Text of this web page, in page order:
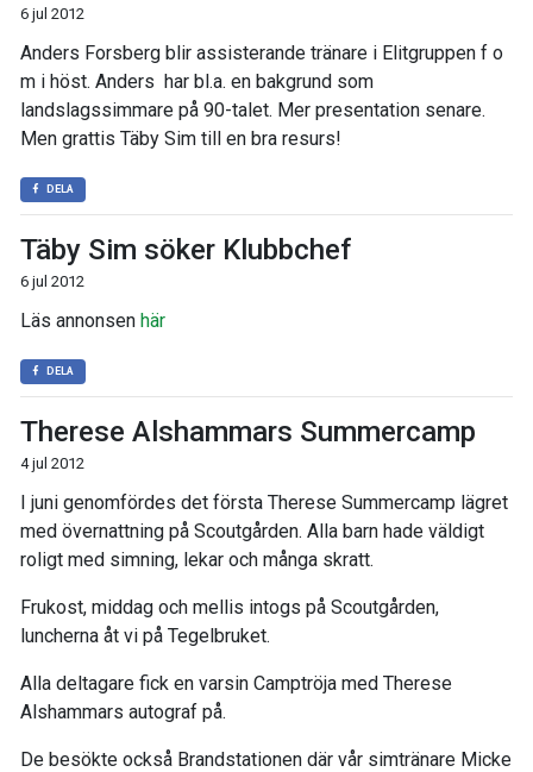
6 jul 2012
Anders Forsberg blir assisterande tränare i Elitgruppen f o
m i höst. Anders har bl.a. en bakgrund som
landslagssimmare på 90-talet. Mer presentation senare.
Men grattis Täby Sim till en bra resurs!
DELA
Täby Sim söker Klubbchef
6 jul 2012
Läs annonsen här
DELA
Therese Alshammars Summercamp
4 jul 2012
I juni genomfördes det första Therese Summercamp lägret
med övernattning på Scoutgården. Alla barn hade väldigt
roligt med simning, lekar och många skratt.
Frukost, middag och mellis intogs på Scoutgården,
luncherna åt vi på Tegelbruket.
Alla deltagare fick en varsin Camptröja med Therese
Alshammars autograf på.
De besökte också Brandstationen där vår simtränare Micke